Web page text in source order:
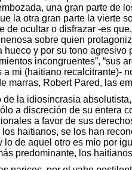
una gran parte de
la otra gran parte la vierte
de ocultar o disfrazar -es
sobre quien
hueco y por su tono
incongruentes”, “sus
mi (haitiano recalcitrante)-
marras, Robert Pared, las
de la idiosincrasia
a discreción de su entera
a favor de sus
haitianos, se los han
lo de aquel otro es mío por
predominante, los